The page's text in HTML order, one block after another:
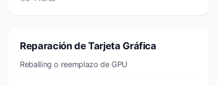
Reparación de Tarjeta Gráfica
Reballing o reemplazo de GPU